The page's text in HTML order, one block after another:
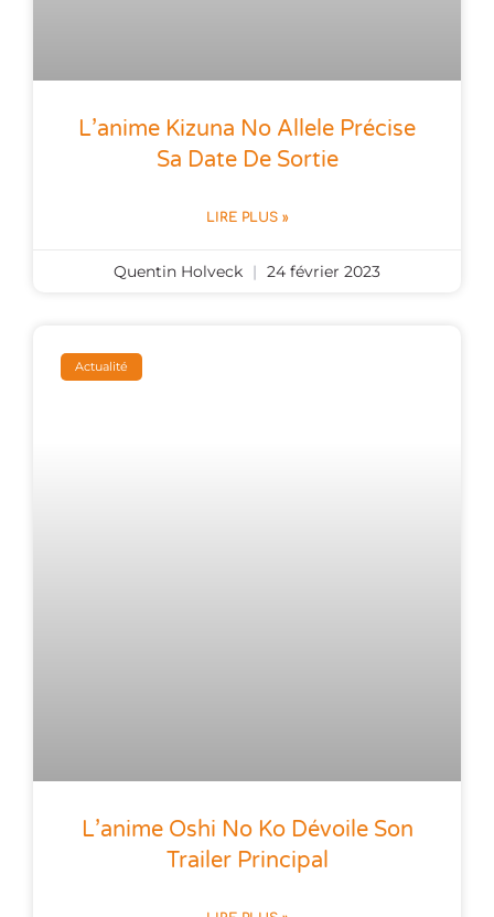
L’anime Kizuna No Allele Précise
Sa Date De Sortie
LIRE PLUS »
Quentin Holveck 24 février 2023
Actualité
L’anime Oshi No Ko Dévoile Son
Trailer Principal